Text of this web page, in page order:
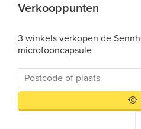
Verkooppunten
3 winkels verkopen de
microfooncapsule